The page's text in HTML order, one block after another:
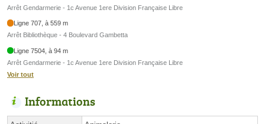
Arrêt Gendarmerie - 1c Avenue 1ere Division Française Libre
Ligne 707, à 559 m
Arrêt Bibliothèque - 4 Boulevard Gambetta
Ligne 7504, à 94 m
Arrêt Gendarmerie - 1c Avenue 1ere Division Française Libre
Voir tout
Informations